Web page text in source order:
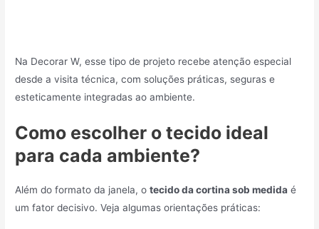
Na Decorar W, esse tipo de projeto recebe atenção especial
desde a visita técnica, com soluções práticas, seguras e
esteticamente integradas ao ambiente.
Como escolher o tecido ideal
para cada ambiente?
Além do formato da janela, otecido da cortina sob medida é
um fator decisivo. Veja algumas orientações práticas: